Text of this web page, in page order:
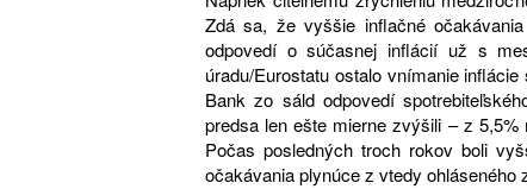
Zdá sa, že vyššie inflačné
odpovedí o súčasnej inflácií už s
úradu/Eurostatu ostalo vnímanie
Bank zo sáld odpovedí
predsa len ešte mierne zvýšili – z
Počas posledných troch rokov boli
očakávania plynúce z vtedy ohláseného